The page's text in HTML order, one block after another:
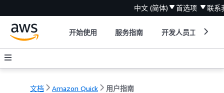
中文 (简体) 首选项 联系
开始使用 服务指南 开发人员工具
文档 Amazon Quick 用户指南